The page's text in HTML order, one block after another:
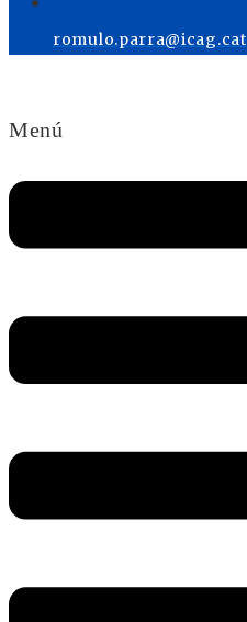
romulo.parra@icag.cat
Menú